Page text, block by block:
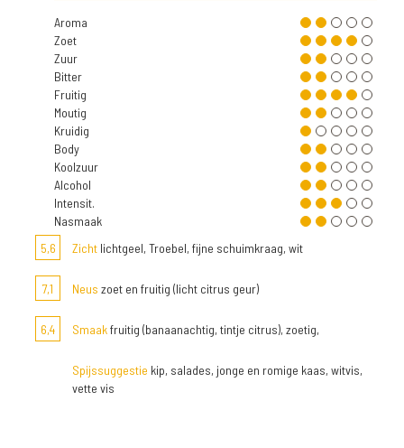
Aroma
Zoet
Zuur
Bitter
Fruitig
Moutig
Kruidig
Body
Koolzuur
Alcohol
Intensit.
Nasmaak
5,6
Zicht lichtgeel, Troebel, fijne schuimkraag, wit
7,1 Neus zoet en fruitig (licht citrus geur)
6,4 Smaakfruitig (banaanachtig, tintje citrus), zoetig,
Spijssuggestie kip, salades, jonge en romige kaas, witvis,
vette vis